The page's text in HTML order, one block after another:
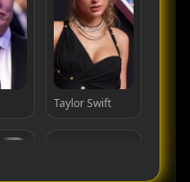
Taylor Swift